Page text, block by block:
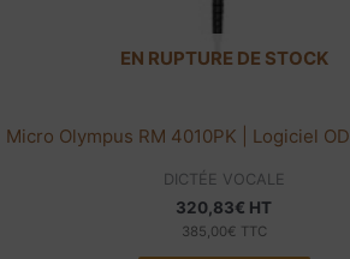
EN RUPTURE DE STOCK
Micro Olympus RM 4010PK | Logiciel
DICTÉE VOCALE
320,83€ HT
385,00€ TTC